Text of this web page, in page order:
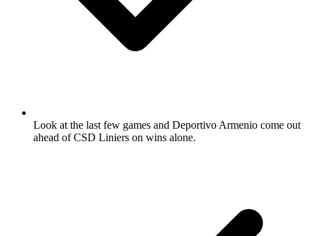
Look at the last few games and Deportivo Armenio come out
ahead of CSD Liniers on wins alone.